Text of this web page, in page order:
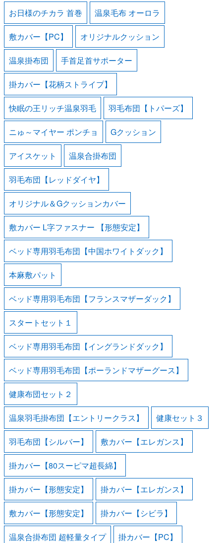
お日様のチカラ 首巻 温泉毛布 オーロラ
敷カバー【PC】 オリジナルクッション
温泉掛布団 手首足首サポーター
掛カバー【花柄ストライプ】
快眠の王リッチ温泉羽毛 羽毛布団【トパーズ】
ニゅ～マイヤー ポンチョ Gクッション
アイスケット 温泉合掛布団
羽毛布団【レッドダイヤ】
オリジナル＆Gクッションカバー
敷カバー L字ファスナー 【形態安定】
ベッド専用羽毛布団【中国ホワイトダック】
本麻敷パット
ベッド専用羽毛布団【フランスマザーダック】
スタートセット１
ベッド専用羽毛布団【イングランドダック】
ベッド専用羽毛布団【ポーランドマザーグース】
健康布団セット２
温泉羽毛掛布団【エントリークラス】 健康セット３
羽毛布団【シルバー】 敷カバー【エレガンス】
掛カバー【80スーピマ超長綿】
掛カバー【形態安定】 掛カバー【エレガンス】
敷カバー【形態安定】 掛カバー【シビラ】
温泉合掛布団 超軽量タイプ 掛カバー【PC】